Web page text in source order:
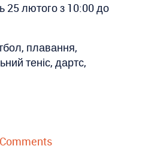
25 лютого з 10:00 до
плавання,
теніс, дартс,